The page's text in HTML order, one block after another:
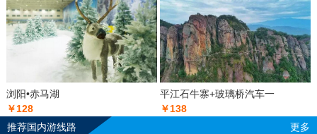
浏阳•赤马湖
￥128
平江石牛寨+玻璃桥汽车一
￥138
推荐国内游线路
更多